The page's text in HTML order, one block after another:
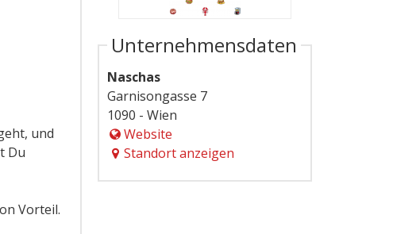
und
Du
Vorteil.
Unternehmensdaten
Naschas
Garnisongasse 7
1090 - Wien
Website
Standort anzeigen